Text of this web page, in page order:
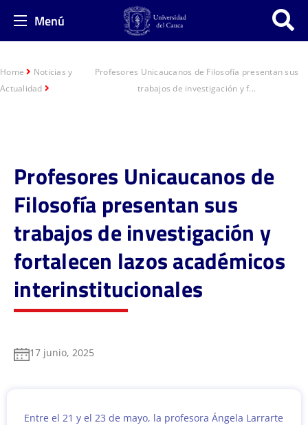
Menú
Home
Noticias y
Actualidad
Profesores Unicaucanos de Filosofía presentan sus
trabajos de investigación y f...
Profesores Unicaucanos de
Filosofía presentan sus
trabajos de investigación y
fortalecen lazos académicos
interinstitucionales
17 junio, 2025
Entre el 21 y el 23 de mayo, la profesora Ángela Larrarte